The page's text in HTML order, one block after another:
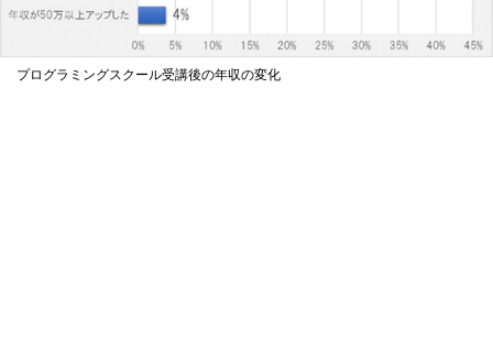
プログラミングスクール受講後の年収の変化